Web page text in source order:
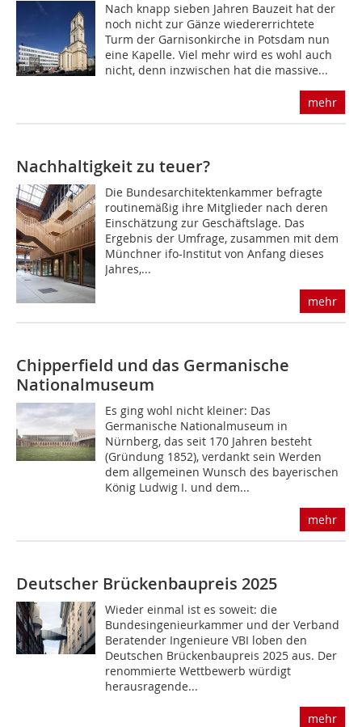
Nach knapp sieben Jahren Bauzeit hat der
noch nicht zur Gänze wiedererrichtete
Turm der Garnisonkirche in Potsdam nun
eine Kapelle. Viel mehr wird es wohl auch
nicht, denn inzwischen hat die massive...
mehr
Nachhaltigkeit zu teuer?
Die Bundesarchitektenkammer befragte
routinemäßig ihre Mitglieder nach deren
Einschätzung zur Geschäftslage. Das
Ergebnis der Umfrage, zusammen mit dem
Münchner ifo-Institut von Anfang dieses
Jahres,...
mehr
Chipperfield und das Germanische
Nationalmuseum
Es ging wohl nicht kleiner: Das
Germanische Nationalmuseum in
Nürnberg, das seit 170 Jahren besteht
(Gründung 1852), verdankt sein Werden
dem allgemeinen Wunsch des bayerischen
König Ludwig I. und dem...
mehr
Deutscher Brückenbaupreis 2025
Wieder einmal ist es soweit: die
Bundesinge­nieurkammer und der Verband
Beratender Inge­nieure VBI loben den
Deutschen Brückenbaupreis 2025 aus. Der
renommierte Wettbewerb würdigt
herausragende...
mehr